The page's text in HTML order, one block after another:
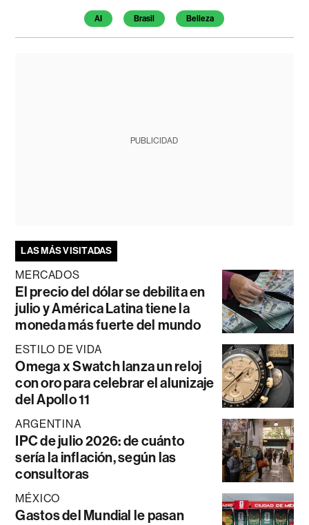
AI Brasil Belleza
PUBLICIDAD
LAS MÁS VISITADAS
MERCADOS
El precio del dólar se debilita en
julio y América Latina tiene la
moneda más fuerte del mundo
ESTILO DE VIDA
Omega x Swatch lanza un reloj
con oro para celebrar el alunizaje
del Apollo 11
ARGENTINA
IPC de julio 2026: de cuánto
sería la inflación, según las
consultoras
MÉXICO
Gastos del Mundial le pasan